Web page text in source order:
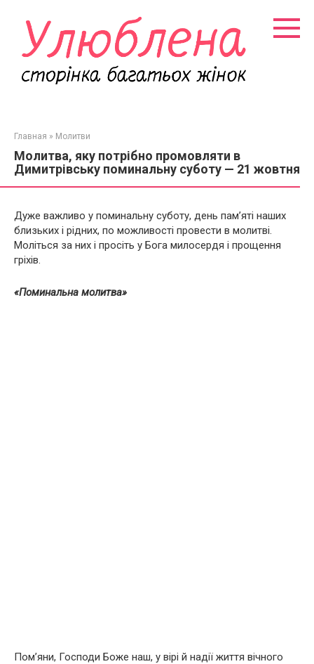
контенту
Главная » Молитви
Молитва, яку потрібно промовляти в
Димитрівську поминальну суботу — 21 жовтня
Дуже важливо у поминальну суботу, день пам’яті наших
близьких і рідних, по можливості провести в молитві.
Моліться за них і просіть у Бога милосердя і прощення
гріхів.
«Поминальна молитва»
Пом’яни, Господи Боже наш, у вірі й надії життя вічного